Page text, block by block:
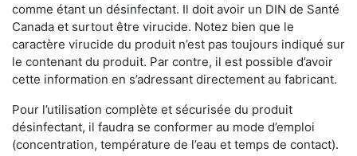
comme étant un désinfectant. Il doit avoir un DIN de Santé
Canada et surtout être virucide. Notez bien que le
caractère virucide du produit n’est pas toujours indiqué sur
le contenant du produit. Par contre, il est possible d’avoir
cette information en s’adressant directement au fabricant.
Pour l’utilisation complète et sécurisée du produit
désinfectant, il faudra se conformer au mode d’emploi
(concentration, température de l’eau et temps de contact).